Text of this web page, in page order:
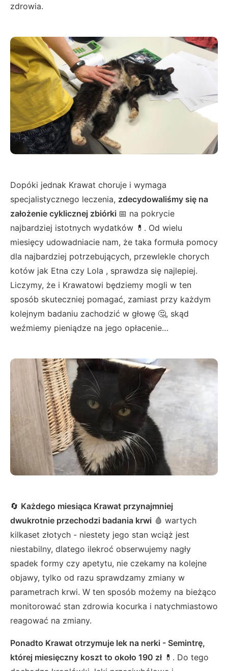
zdrowia.
Dopóki jednak Krawat choruje i wymaga
specjalistycznego leczenia, zdecydowaliśmy się na
założenie cyklicznej zbiórki 📅 na pokrycie
najbardziej istotnych wydatków 💊. Od wielu
miesięcy udowadniacie nam, że taka formuła pomocy
dla najbardziej potrzebujących, przewlekle chorych
kotów jak Etna czy Lola , sprawdza się najlepiej.
Liczymy, że i Krawatowi będziemy mogli w ten
sposób skuteczniej pomagać, zamiast przy każdym
kolejnym badaniu zachodzić w głowę 🤔, skąd
weźmiemy pieniądze na jego opłacenie…
🔄 Każdego miesiąca Krawat przynajmniej
dwukrotnie przechodzi badania krwi 🩸 wartych
kilkaset złotych - niestety jego stan wciąż jest
niestabilny, dlatego ilekroć obserwujemy nagły
spadek formy czy apetytu, nie czekamy na kolejne
objawy, tylko od razu sprawdzamy zmiany w
parametrach krwi. W ten sposób możemy na bieżąco
monitorować stan zdrowia kocurka i natychmiastowo
reagować na zmiany.
Ponadto Krawat otrzymuje lek na nerki - Semintrę,
której miesięczny koszt to około 190 zł💊. Do tego